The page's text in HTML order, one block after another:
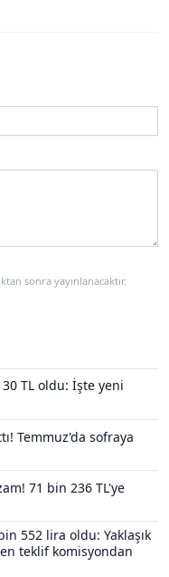
sonra yayınlanacaktır.
TL oldu: İşte yeni
Temmuz'da sofraya
71 bin 236 TL'ye
552 lira oldu: Yaklaşık
teklif komisyondan